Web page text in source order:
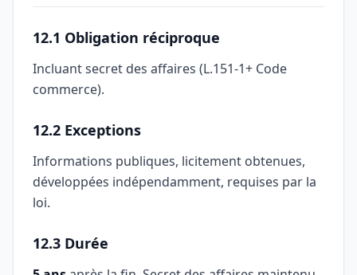
12.1 Obligation réciproque
Incluant secret des affaires (L.151-1+ Code
commerce).
12.2 Exceptions
Informations publiques, licitement obtenues,
développées indépendamment, requises par la
loi.
12.3 Durée